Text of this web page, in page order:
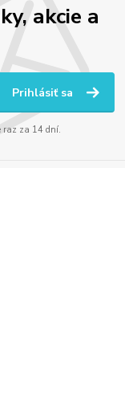
akcie a
Prihlásiť sa
raz za 14 dní.